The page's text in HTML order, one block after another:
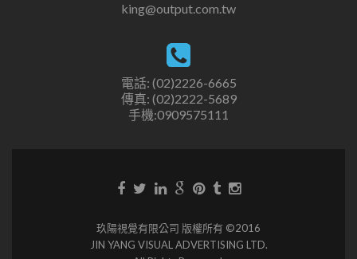
king@output.com.tw
電話: (02)2226-6665
傳真: (02)2222-5689
手機:0909575111
玖陽視覺有限公司 版權所有 ©2016
JIN YANG VISUAL ADVERTISING LTD.